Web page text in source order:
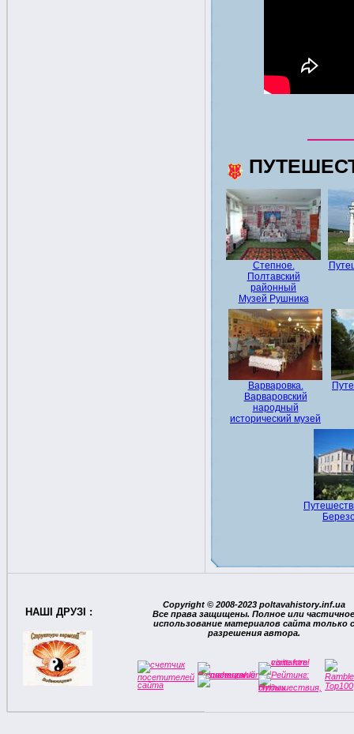
Степное.
Полтавский
районный
Музей Рушника
Варваровка.
Варваровский
народный
исторический музей
НАШІ ДРУЗІ :
Copyright © 2008-2023 poltavahistory.inf.ua
Все права защищены. Полное или частичное
использование материалов сайта только с
разрешения автора.